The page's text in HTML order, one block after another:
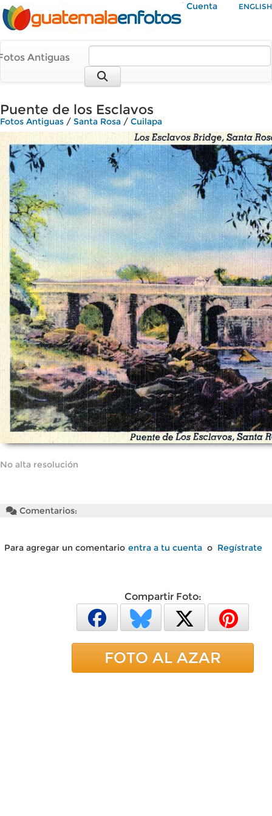
Mi Cuenta ENGLISH
Antiguas
Puente de los Esclavos
Fotos Antiguas / Santa Rosa / Cuilapa
No alta resolución
Comentarios:
Para agregar un comentario entra a tu cuenta o Regístrate
Compartir Foto:
FOTO AL AZAR